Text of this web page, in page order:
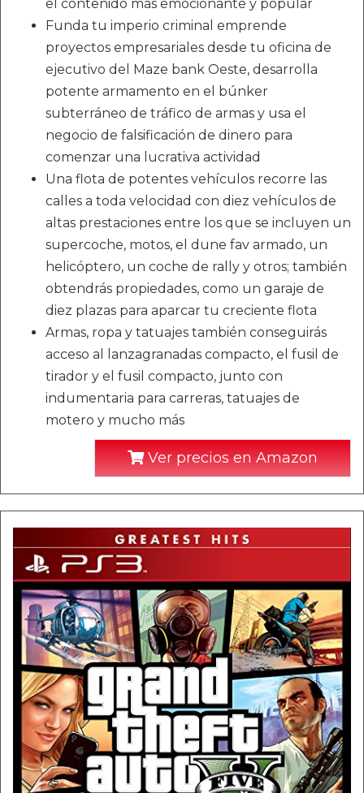
el contenido más emocionante y popular
Funda tu imperio criminal emprende
proyectos empresariales desde tu oficina de
ejecutivo del Maze bank Oeste, desarrolla
potente armamento en el búnker
subterráneo de tráfico de armas y usa el
negocio de falsificación de dinero para
comenzar una lucrativa actividad
Una flota de potentes vehículos recorre las
calles a toda velocidad con diez vehículos de
altas prestaciones entre los que se incluyen un
supercoche, motos, el dune fav armado, un
helicóptero, un coche de rally y otros; también
obtendrás propiedades, como un garaje de
diez plazas para aparcar tu creciente flota
Armas, ropa y tatuajes también conseguirás
acceso al lanzagranadas compacto, el fusil de
tirador y el fusil compacto, junto con
indumentaria para carreras, tatuajes de
motero y mucho más
Ver precios en Amazon